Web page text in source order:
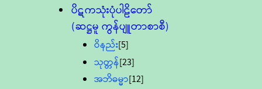
ပိဋကသုံးပုံပါဠိတော်
(ဆဋ္ဌမူ ကွန်ပျူတာစာစီ)
ဝိနည်း[5]
သုတ္တန်[23]
အဘိဓမ္မာ[12]